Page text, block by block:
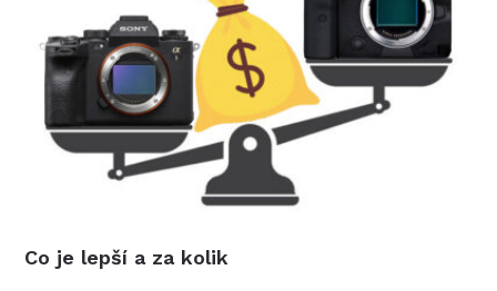
Co je lepší a za kolik